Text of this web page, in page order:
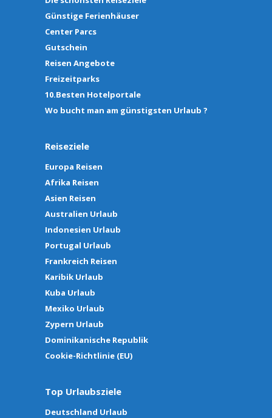
Günstige Ferienhäuser
Center Parcs
Gutschein
Reisen Angebote
Freizeitparks
10.Besten Hotelportale
Wo bucht man am günstigsten Urlaub ?
Reiseziele
Europa Reisen
Afrika Reisen
Asien Reisen
Australien Urlaub
Indonesien Urlaub
Portugal Urlaub
Frankreich Reisen
Karibik Urlaub
Kuba Urlaub
Mexiko Urlaub
Zypern Urlaub
Dominikanische Republik
Cookie-Richtlinie (EU)
Top Urlaubsziele
Deutschland Urlaub